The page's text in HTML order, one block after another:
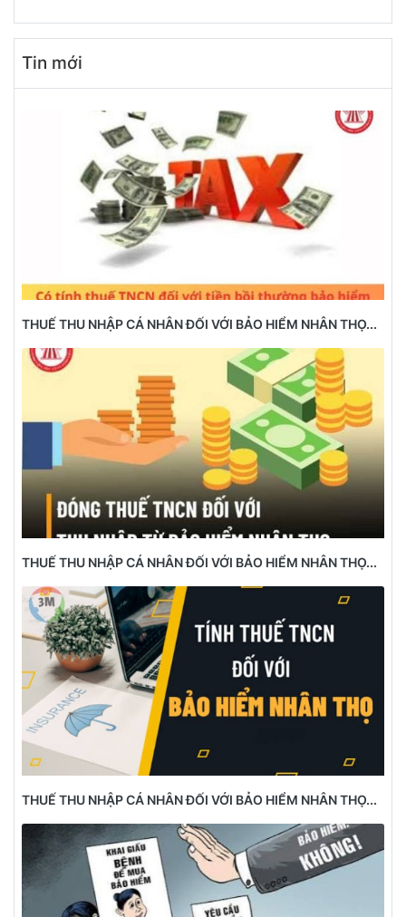
Tin mới
THUẾ THU NHẬP CÁ NHÂN ĐỐI VỚI BẢO HIỂM NHÂN THỌ...
THUẾ THU NHẬP CÁ NHÂN ĐỐI VỚI BẢO HIỂM NHÂN THỌ...
THUẾ THU NHẬP CÁ NHÂN ĐỐI VỚI BẢO HIỂM NHÂN THỌ...